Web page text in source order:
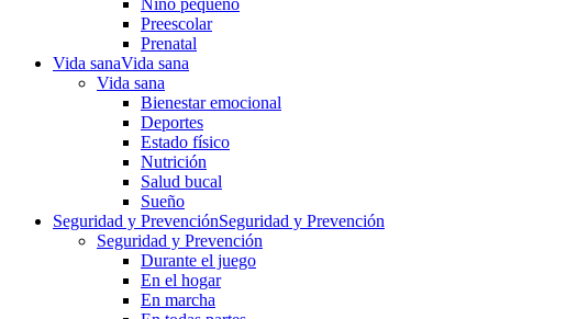
Niño pequeño
Preescolar
Prenatal
Vida sanaVida sana
Vida sana
Bienestar emocional
Deportes
Estado físico
Nutrición
Salud bucal
Sueño
Seguridad y PrevenciónSeguridad y Prevención
Seguridad y Prevención
Durante el juego
En el hogar
En marcha